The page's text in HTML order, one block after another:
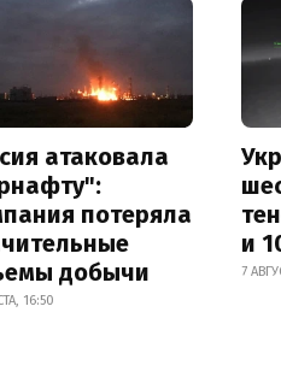
атаковала
потеряла
добычи
16:50
и
7